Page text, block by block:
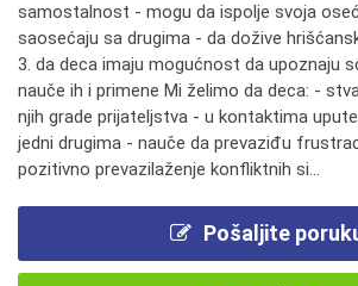
samostalnost - mogu da ispolje svoja
saosećaju sa drugima - da dožive
3. da deca imaju mogućnost da upoznaju
nauče ih i primene Mi želimo da deca: -
njih grade prijateljstva - u kontaktima
jedni drugima - nauče da prevaziđu
pozitivno prevazilaženje konfliktnih si...
Pošaljite